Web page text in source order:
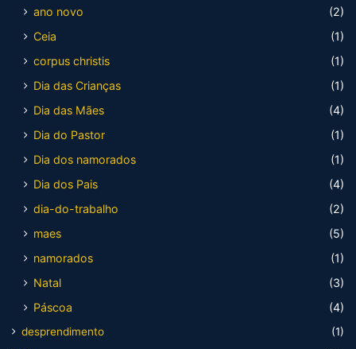
ano novo
(2)
Ceia
(1)
corpus christis
(1)
Dia das Crianças
(1)
Dia das Mães
(4)
Dia do Pastor
(1)
Dia dos namorados
(1)
Dia dos Pais
(4)
dia-do-trabalho
(2)
maes
(5)
namorados
(1)
Natal
(3)
Páscoa
(4)
desprendimento
(1)